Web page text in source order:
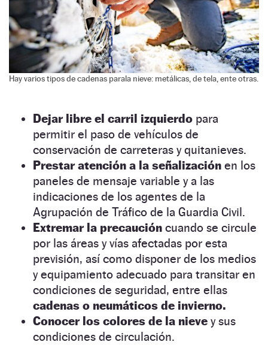
Hay varios tipos de cadenas parala nieve: metálicas, de tela, ente otras.
Dejar libre el carril izquierdo para
permitir el paso de vehículos de
conservación de carreteras y quitanieves.
Prestar atención a la señalización en los
paneles de mensaje variable y a las
indicaciones de los agentes de la
Agrupación de Tráfico de la Guardia Civil.
Extremar la precaución cuando se circule
por las áreas y vías afectadas por esta
previsión, así como disponer de los medios
y equipamiento adecuado para transitar en
condiciones de seguridad, entre ellas
cadenas o neumáticos de invierno.
Conocer los colores de la nieve y sus
condiciones de circulación.